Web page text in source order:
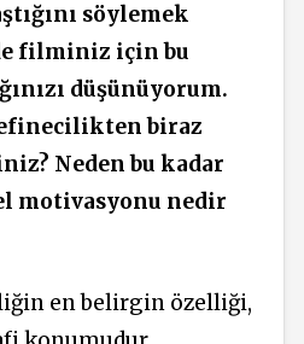
söylemek
filminiz için bu
düşünüyorum.
biraz
Neden bu kadar
motivasyonu nedir
en belirgin özelliği,